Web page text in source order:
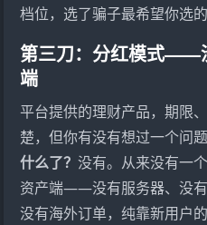
档位，选了骗子最希望你选
第三刀：分红模式——
端
平台提供的理财产品，期限
楚，但你有没有想过一个问
什么了？没有。从来没有一
资产端——没有服务器、没有
没有海外订单，纯靠新用户